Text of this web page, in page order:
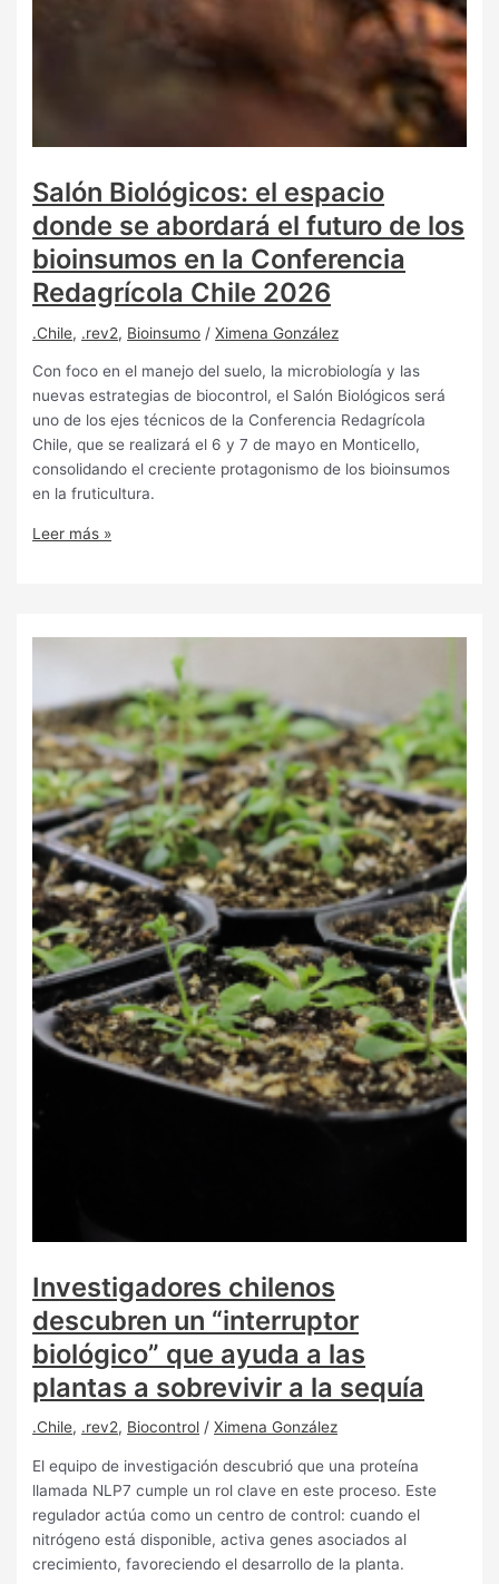
Salón Biológicos: el espacio
donde se abordará el futuro de los
bioinsumos en la Conferencia
Redagrícola Chile 2026
.Chile, .rev2, Bioinsumo /Ximena González
Con foco en el manejo del suelo, la microbiología y las
nuevas estrategias de biocontrol, el Salón Biológicos será
uno de los ejes técnicos de la Conferencia Redagrícola
Chile, que se realizará el 6 y 7 de mayo en Monticello,
consolidando el creciente protagonismo de los bioinsumos
en la fruticultura.
Leer más »
Investigadores chilenos
descubren un “interruptor
biológico” que ayuda a las
plantas a sobrevivir a la sequía
.Chile, .rev2, Biocontrol /Ximena González
El equipo de investigación descubrió que una proteína
llamada NLP7 cumple un rol clave en este proceso. Este
regulador actúa como un centro de control: cuando el
nitrógeno está disponible, activa genes asociados al
crecimiento, favoreciendo el desarrollo de la planta.